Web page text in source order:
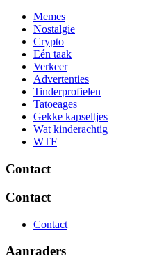
Memes
Nostalgie
Crypto
Eén taak
Verkeer
Advertenties
Tinderprofielen
Tatoeages
Gekke kapseltjes
Wat kinderachtig
WTF
Contact
Contact
Contact
Aanraders